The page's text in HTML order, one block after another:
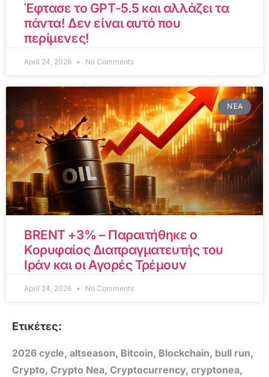
Έφτασε το GPT-5.5 και αλλάζει τα
πάντα! Δεν είναι αυτό που
περίμενες!
April 24, 2026 No Comments
ΝΈΑ
BRENT +3% – Παραιτήθηκε ο
Κορυφαίος Διαπραγματευτής του
Ιράν και οι Αγορές Τρέμουν
April 24, 2026 No Comments
Ετικέτες:
2026 cycle, altseason, Bitcoin, Blockchain, bull run,
Crypto, Crypto Nea, Cryptocurrency, cryptonea,